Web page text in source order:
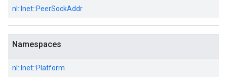
nl:: Inet::PeerSockAddr
Namespaces
nl:: Inet::Platform